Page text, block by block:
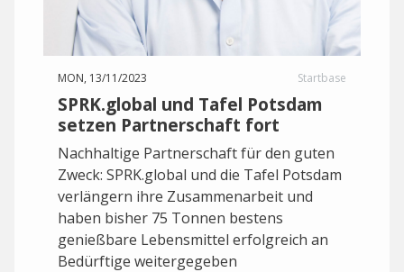
MON, 13/11/2023 Startbase
SPRK.global und Tafel Potsdam
setzen Partnerschaft fort
Nachhaltige Partnerschaft für den guten
Zweck: SPRK.global und die Tafel Potsdam
verlängern ihre Zusammenarbeit und
haben bisher 75 Tonnen bestens
genießbare Lebensmittel erfolgreich an
Bedürftige weitergegeben